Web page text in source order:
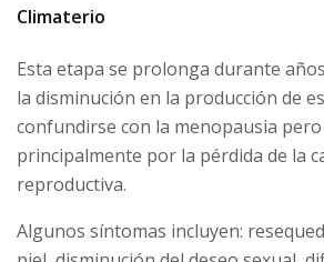
Climaterio
Esta etapa se prolonga durante
la disminución en la producción de
confundirse con la menopausia
principalmente por la pérdida de la
reproductiva.
Algunos síntomas incluyen: